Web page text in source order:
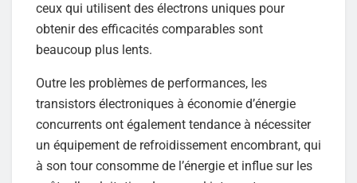
ceux qui utilisent des électrons uniques pour
obtenir des efficacités comparables sont
beaucoup plus lents.
Outre les problèmes de performances, les
transistors électroniques à économie d’énergie
concurrents ont également tendance à nécessiter
un équipement de refroidissement encombrant, qui
à son tour consomme de l’énergie et influe sur les